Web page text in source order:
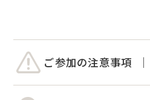
ご参加の注意事項